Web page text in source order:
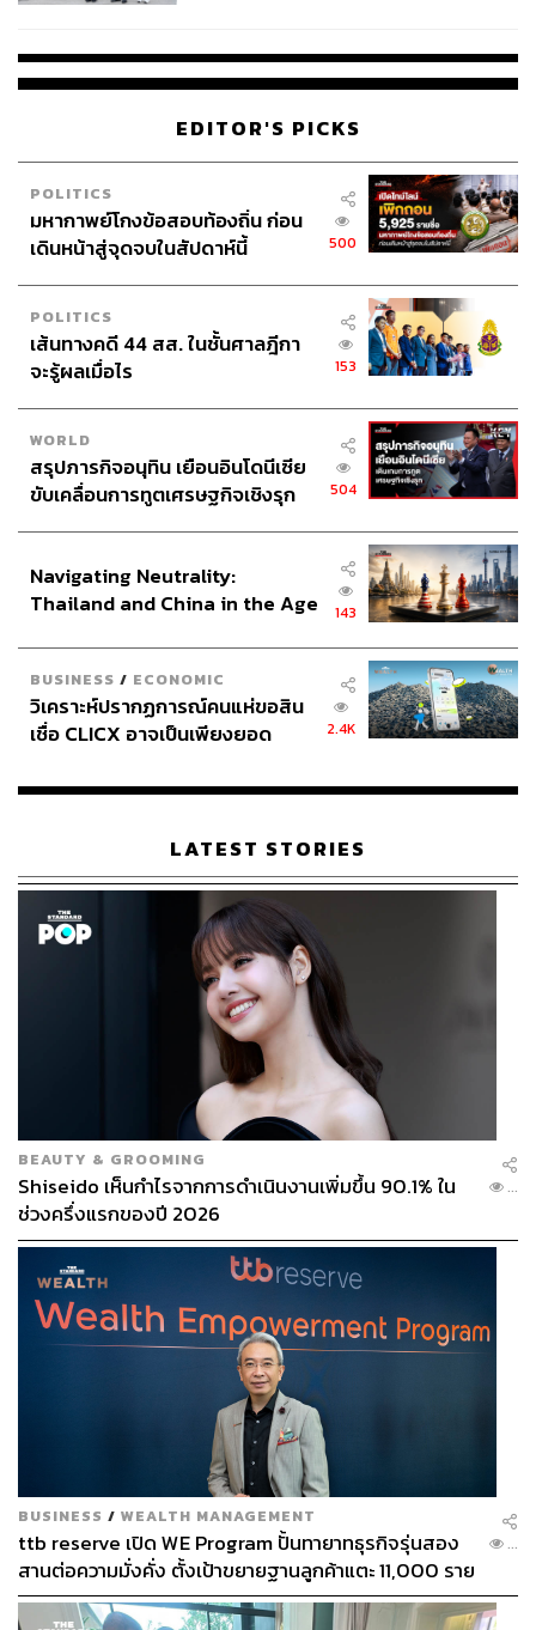
EDITOR'S PICKS
POLITICS
มหากาพย์โกงข้อสอบท้องถิ่น ก่อน
เดินหน้าสู่จุดจบในสัปดาห์นี้
500
POLITICS
เส้นทางคดี 44 สส. ในชั้นศาลฎีกา
จะรู้ผลเมื่อไร
153
WORLD
สรุปภารกิจอนุทิน เยือนอินโดนีเซีย
ขับเคลื่อนการทูตเศรษฐกิจเชิงรุก
504
Navigating Neutrality:
Thailand and China in the Age
143
BUSINESS / ECONOMIC
วิเคราะห์ปรากฏการณ์คนแห่ขอสิน
เชื่อ CLICX อาจเป็นเพียงยอด
เรือนไทยที่ถูกซุกไว้
2.4K
LATEST STORIES
BEAUTY & GROOMING
Shiseido เห็นกำไรจากการดำเนินงานเพิ่มขึ้น 90.1% ใน
ช่วงครึ่งแรกของปี 2026
...
BUSINESS / WEALTH MANAGEMENT
ttb reserve เปิด WE Program ปั้นทายาทธุรกิจรุ่นสอง
สานต่อความมั่งคั่ง ตั้งเป้าขยายฐานลูกค้าแตะ 11,000 ราย
ดัน AUM เติบโต 10% ต่อปีในอีก 3-5 ปีข้างหน้า
...